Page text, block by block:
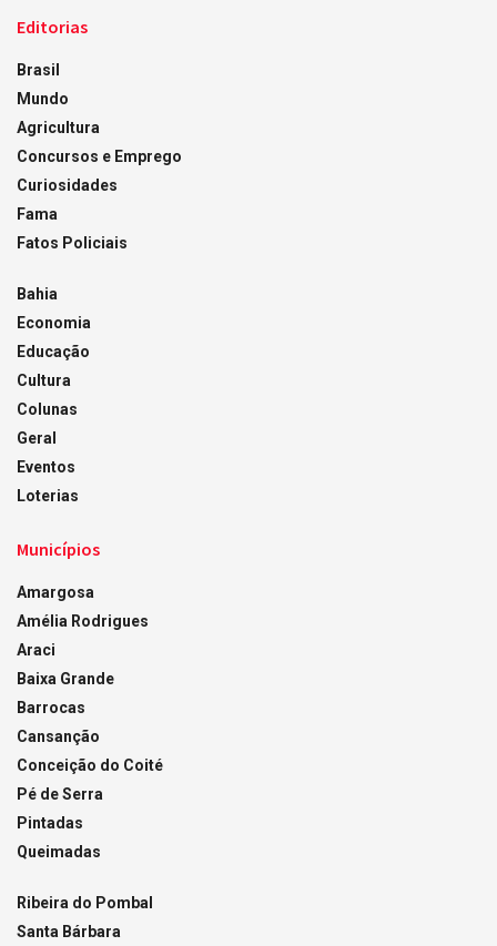
Editorias
Brasil
Mundo
Agricultura
Concursos e Emprego
Curiosidades
Fama
Fatos Policiais
Bahia
Economia
Educação
Cultura
Colunas
Geral
Eventos
Loterias
Municípios
Amargosa
Amélia Rodrigues
Araci
Baixa Grande
Barrocas
Cansanção
Conceição do Coité
Pé de Serra
Pintadas
Queimadas
Ribeira do Pombal
Santa Bárbara